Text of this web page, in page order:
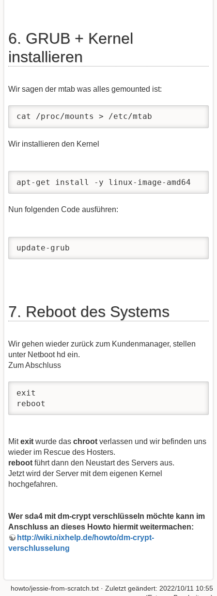
6. GRUB + Kernel
installieren
Wir sagen der mtab was alles gemounted ist:
cat /proc/mounts > /etc/mtab
Wir installieren den Kernel
apt-get install -y linux-image-amd64
Nun folgenden Code ausführen:
update-grub
7. Reboot des Systems
Wir gehen wieder zurück zum Kundenmanager, stellen
unter Netboot hd ein.
Zum Abschluss
exit
reboot
Mitexit wurde das chroot verlassen und wir befinden uns
wieder im Rescue des Hosters.
reboot führt dann den Neustart des Servers aus.
Jetzt wird der Server mit dem eigenen Kernel
hochgefahren.
Wer sda4 mit dm-crypt verschlüsseln möchte kann im
Anschluss an dieses Howto hiermit weitermachen:
http://wiki.nixhelp.de/howto/dm-crypt-
verschlusselung
howto/jessie-from-scratch.txt · Zuletzt geändert: 2022/10/11 10:55